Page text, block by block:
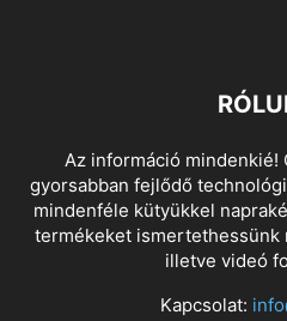
Az információ mindenkié!
gyorsabban fejlődő
mindenféle kütyükkel
termékeket ismertethessünk
illetve videó
Kapcsolat: